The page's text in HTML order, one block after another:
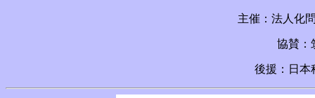
主催：法人化
協賛：
後援：日本